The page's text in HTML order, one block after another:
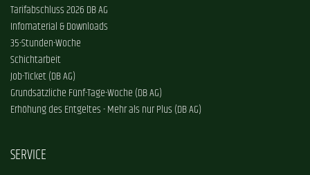
Tarifabschluss 2026 DB AG
Infomaterial & Downloads
35-Stunden-Woche
Schichtarbeit
Job-Ticket (DB AG)
Grundsätzliche Fünf-Tage-Woche (DB AG)
Erhöhung des Entgeltes - Mehr als nur Plus (DB AG)
SERVICE